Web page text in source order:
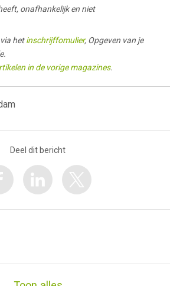
onafhankelijk en niet
hetinschrijffomulier, Opgeven van je
in de vorige magazines.
Deel dit bericht